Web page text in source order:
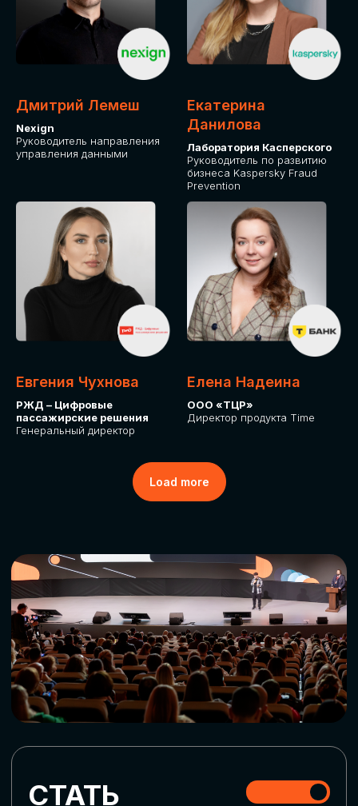
Дмитрий Лемеш
Nexign
Руководитель направления
управления данными
Екатерина
Данилова
Лаборатория Касперского
Руководитель по развитию
бизнеса Kaspersky Fraud
Prevention
Евгения Чухнова
РЖД – Цифровые
пассажирские решения
Генеральный директор
Елена Надеина
ООО «ТЦР»
Директор продукта Time
Load more
ДЛЯ ОПЛАТЫ БИЛЕТОВ
Оплата через сервис Timepad
ПРИОБРЕСТИ БИЛЕТ